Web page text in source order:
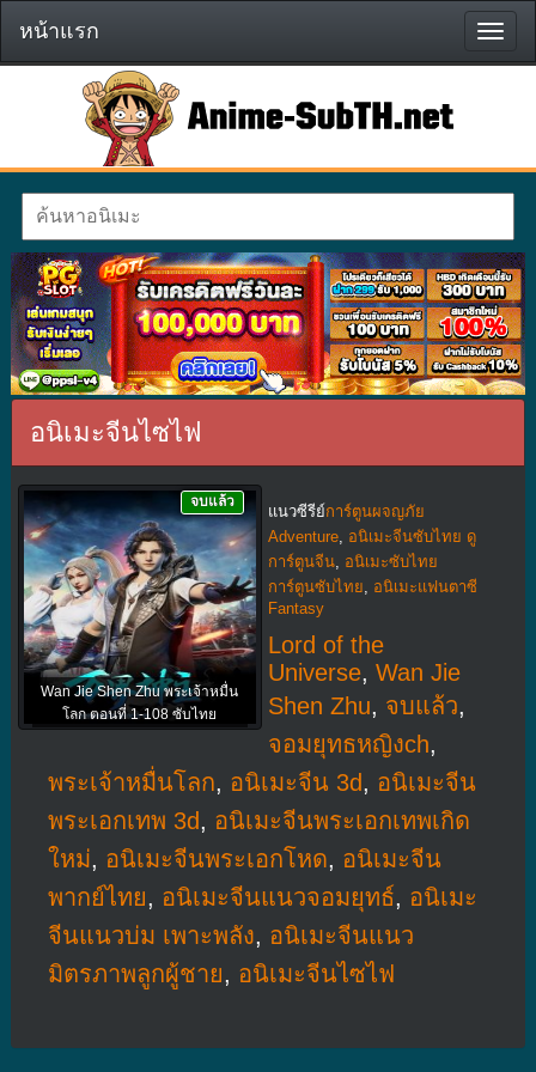
หน้า
แรก
หน้าแรก
อนิเมะจีนไซไฟ
Wan Jie Shen Zhu พระเจ้าหมื่น
โลก ตอนที่ 1-108 ซับไทย
จบแล้ว
แนวซีรีย์การ์ตูนผจญภัย
Adventure, อนิเมะจีนซับไทย ดู
การ์ตูนจีน, อนิเมะซับไทย
การ์ตูนซับไทย
อนิเมะแฟนตาซี
Fantasy
Lord of the
Universe, Wan Jie
Shen Zhu, จบแล้ว,
จอมยุทธหญิงch,
พระเจ้าหมื่นโลก, อนิเมะจีน 3d, อนิเมะจีน
พระเอกเทพ 3d, อนิเมะจีนพระเอกเทพเกิด
ใหม่, อนิเมะจีนพระเอกโหด, อนิเมะจีน
พากย์ไทย, อนิเมะจีนแนวจอมยุทธ์, อนิเมะ
จีนแนวบ่ม เพาะพลัง, อนิเมะจีนแนว
มิตรภาพลูกผู้ชาย, อนิเมะจีนไซไฟ